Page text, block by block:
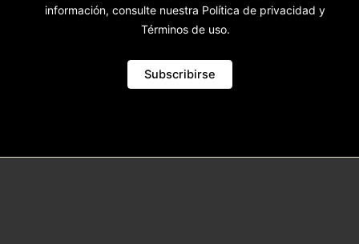
información, consulte nuestra Política de privacidad y
Términos de uso.